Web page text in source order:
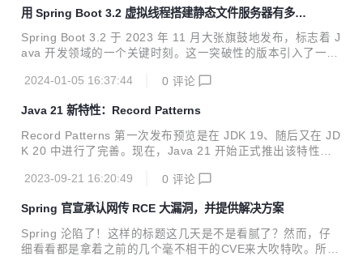
用 Spring Boot 3.2 虚拟线程搭建静态文件服务器有多
快？
Spring Boot 3.2 于 2023 年 11 月大张旗鼓地发布，标志着 J
ava 开发领域的一个关键时刻。这一突破性的版本引入了一系
2024-01-05 16:37:44
0 评论
Java 21 新特性：Record Patterns
Record Patterns 第一次发布预览是在 JDK 19、随后又在 JD
K 20 中进行了完善。现在，Java 21 开始正式推出该特性优
2023-09-21 16:20:49
0 评论
Spring 官宣承认网传 RCE 大漏洞，并提供解决方案
Spring 沦陷了！这样的标题这几天是不是看腻了？然而，仔
细看看都是拿着之前的几个毫不相干的CVE来大吹特吹。所